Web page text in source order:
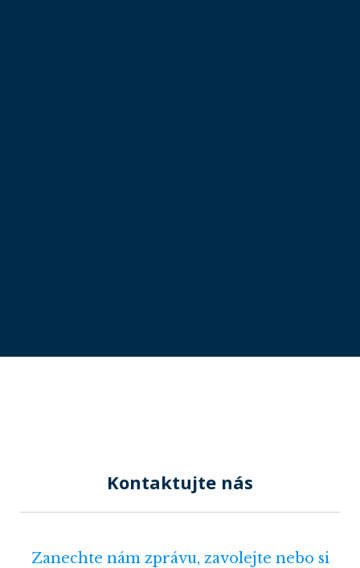
Kontaktujte nás
Zanechte nám zprávu, zavolejte nebo si